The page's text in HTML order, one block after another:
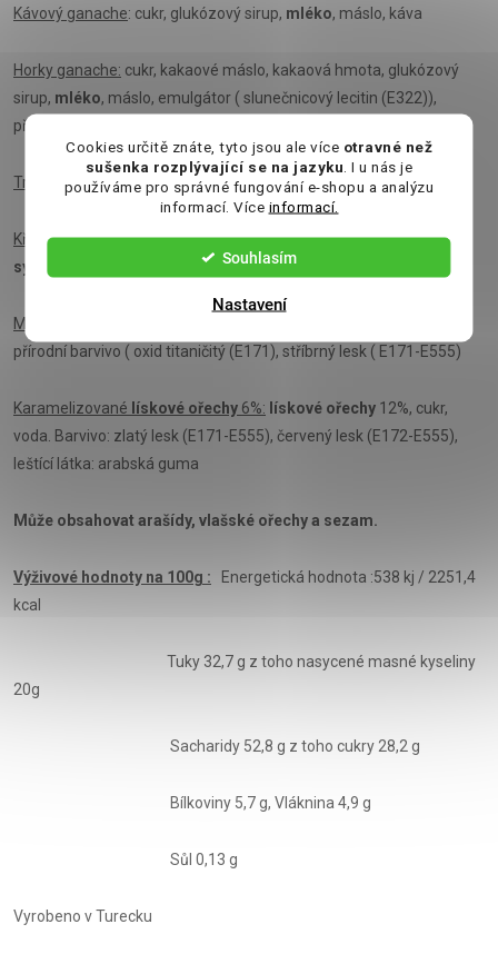
Cookies určitě znáte, tyto jsou ale více otravné než
sušenka rozplývající se na jazyku . I u nás je
používáme pro správné fungování e-shopu a analýzu
informací. Více informací.
Souhlasím
Nastavení
Kávový ganache: cukr, glukózový sirup, mléko, máslo, káva
Horky ganache: cukr, kakaové máslo, kakaová hmota, glukózový
sirup, mléko, máslo, emulgátor ( slunečnicový lecitin (E322)),
přírodní aroma ( vanilková)
Trufflový krém:cukr, glukózový sirup, mléko, máslo
Křupavá rýže:celápšeničnámouka, rýžová mouka, cukr, sušená
syrováka
Mandlové dražé:
přírodní barvivo ( oxid titaničitý (E171), stříbrný lesk ( E171-E555)
Karamelizované lískové ořechy 6%: lískové ořechy 12%, cukr,
voda. Barvivo: zlatý lesk (E171-E555), červený lesk (E172-E555),
leštící látka: arabská guma
Může obsahovat arašídy, vlašské ořechy a sezam.
Výživové hodnoty na 100g :
Energetická hodnota :538 kj / 2251,4
kcal
Tuky 32,7 g z toho nasycené masné kyseliny
20g
Sacharidy 52,8 g z toho cukry 28,2 g
Bílkoviny 5,7 g, Vláknina 4,9 g
Sůl 0,13 g
Vyrobeno v Turecku